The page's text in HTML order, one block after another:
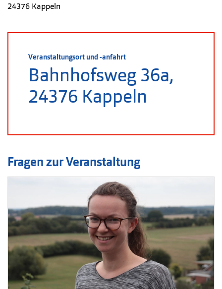
24376 Kappeln
Veranstaltungsort und -anfahrt
Bahnhofsweg 36a,
24376 Kappeln
Fragen zur Veranstaltung